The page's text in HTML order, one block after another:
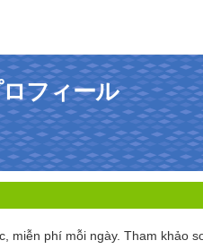
フィール
miễn phí mỗi ngày. Tham khảo